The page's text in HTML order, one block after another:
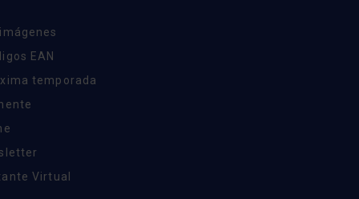
EAN
temporada
Virtual